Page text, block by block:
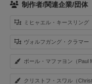
制作者/関連企業/団体
ミヒャエル・キースリング
ヴォルフガング・クラマー
ポール・マファヨン（Paul
クリストフ・スワル（